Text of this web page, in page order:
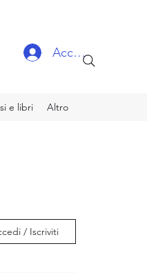
Accedi
e libri Altro
/ Iscriviti